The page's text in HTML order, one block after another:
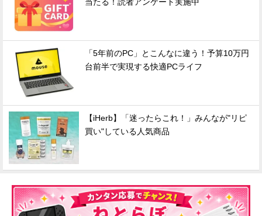
当たる！読者アンケート実施中
「5年前のPC」とこんなに違う！予算10万円
台前半で実現する快適PCライフ
【iHerb】「迷ったらこれ！」みんなが"リピ
買い"している人気商品